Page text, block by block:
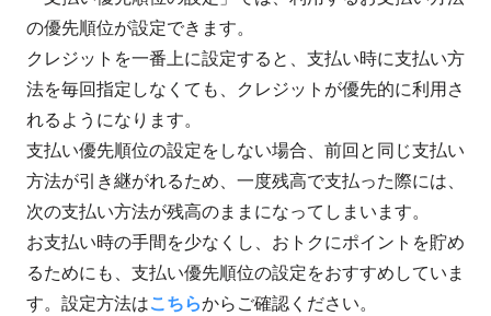
の優先順位が設定できます。
クレジットを一番上に設定すると、支払い時に支払い方
法を毎回指定しなくても、クレジットが優先的に利用さ
れるようになります。
支払い優先順位の設定をしない場合、前回と同じ支払い
方法が引き継がれるため、一度残高で支払った際には、
次の支払い方法が残高のままになってしまいます。
お支払い時の手間を少なくし、おトクにポイントを貯め
るためにも、支払い優先順位の設定をおすすめしていま
す。設定方法はこちらからご確認ください。